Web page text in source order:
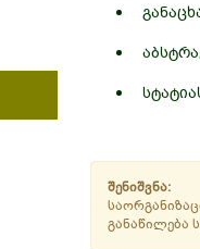
შენიშვნა:
განაწილება